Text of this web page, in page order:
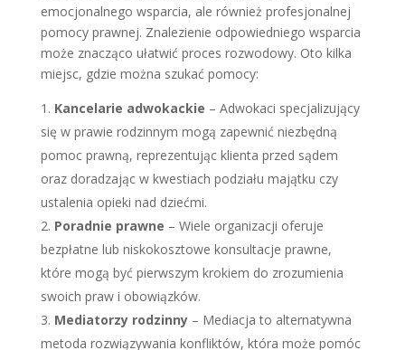
emocjonalnego wsparcia, ale również profesjonalnej
pomocy prawnej. Znalezienie odpowiedniego wsparcia
może znacząco ułatwić proces rozwodowy. Oto kilka
miejsc, gdzie można szukać pomocy:
Kancelarie adwokackie – Adwokaci specjalizujący
się w prawie rodzinnym mogą zapewnić niezbędną
pomoc prawną, reprezentując klienta przed sądem
oraz doradzając w kwestiach podziału majątku czy
ustalenia opieki nad dziećmi.
Poradnie prawne – Wiele organizacji oferuje
bezpłatne lub niskokosztowe konsultacje prawne,
które mogą być pierwszym krokiem do zrozumienia
swoich praw i obowiązków.
Mediatorzy rodzinny– Mediacja to alternatywna
metoda rozwiązywania konfliktów, która może pomóc